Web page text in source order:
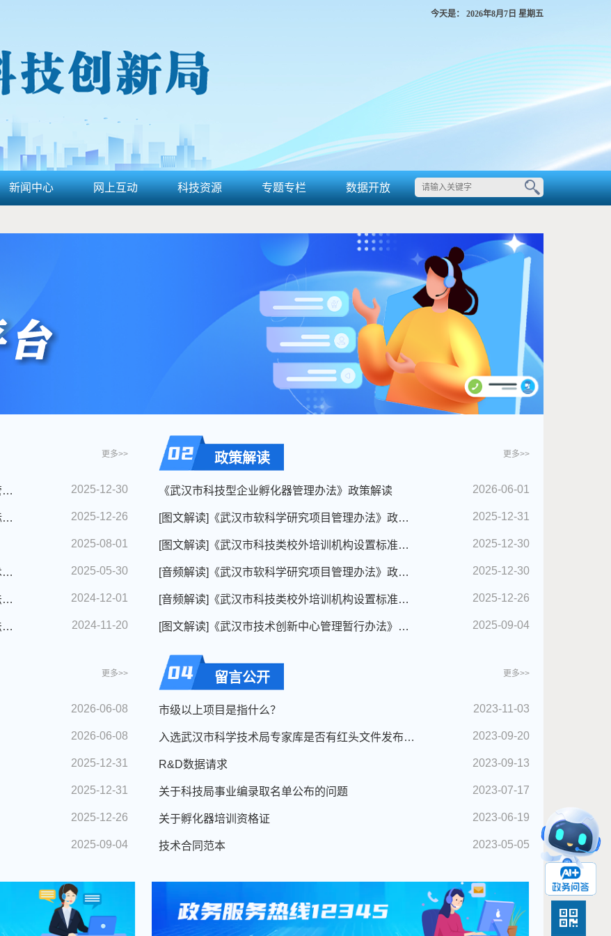
今天是： 2026年8月7日 星期五
新闻中心 网上互动 科技资源 专题专栏 数据开放
更多>>
市科技创新局关于印发《武汉市软科学研究项目管理办法》的通知 2025-12-30
关于修订印发《武汉市科技类校外培训机构设置标准审批流程实施细则》的通知 2025-12-26
2025-08-01
市科技创新局关于印发《武汉市技术经理人及技术经理人事务所备案管理办法（试行）》的通知 2025-05-30
关于印发《武汉市科技计划项目科研诚信管理办法（试行）》的通知 2024-12-01
市科创局关于印发《武汉市科技成果登记管理办法》的通知 2024-11-20
政策解读 更多>>
《武汉市科技型企业孵化器管理办法》政策解读 2026-06-01
[图文解读]《武汉市软科学研究项目管理办法》政策解读 2025-12-31
[图文解读]《武汉市科技类校外培训机构设置标准审批流程实施细则》政策解读 2025-12-30
[音频解读]《武汉市软科学研究项目管理办法》政策解读 2025-12-30
[音频解读]《武汉市科技类校外培训机构设置标准审批流程实施细则》政策解读 2025-12-26
[图文解读]《武汉市技术创新中心管理暂行办法》政策解读 2025-09-04
更多>>
2026-06-08
2026-06-08
2025-12-31
2025-12-31
2025-12-26
2025-09-04
留言公开 更多>>
市级以上项目是指什么？ 2023-11-03
入选武汉市科学技术局专家库是否有红头文件发布或专家证书 2023-09-20
R&D数据请求 2023-09-13
关于科技局事业编录取名单公布的问题 2023-07-17
关于孵化器培训资格证 2023-06-19
技术合同范本 2023-05-05